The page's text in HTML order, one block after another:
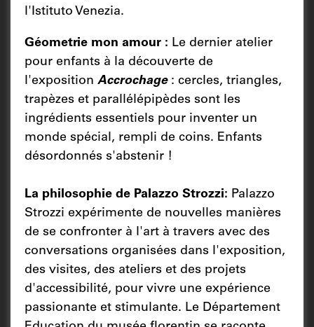
l'Istituto Venezia.
Géometrie mon amour : Le dernier atelier
pour enfants à la découverte de
l'exposition Accrochage : cercles, triangles,
trapèzes et parallélépipèdes sont les
ingrédients essentiels pour inventer un
monde spécial, rempli de coins. Enfants
désordonnés s'abstenir !
La philosophie de Palazzo Strozzi: Palazzo
Strozzi expérimente de nouvelles manières
de se confronter à l'art à travers avec des
conversations organisées dans l'exposition,
des visites, des ateliers et des projets
d'accessibilité, pour vivre une expérience
passionante et stimulante. Le Département